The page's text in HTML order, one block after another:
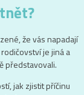
že vás napadají
je jiná a
představovali.
jak zjistit příčinu